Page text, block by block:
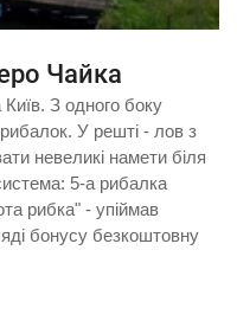
Чайка
З одного боку
У решті - лов з
невеликі намети біля
5-а рибалка
рибка" - упіймав
бонусу безкоштовну